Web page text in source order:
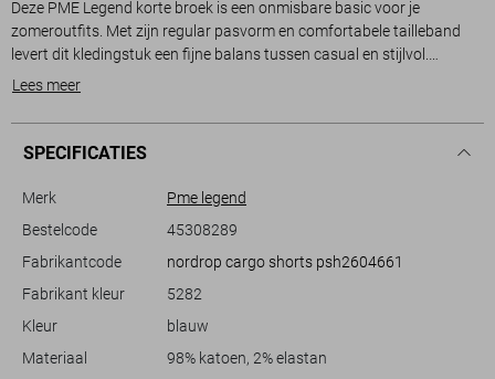
Deze PME Legend korte broek is een onmisbare basic voor je
zomeroutfits. Met zijn regular pasvorm en comfortabele tailleband
levert dit kledingstuk een fijne balans tussen casual en stijlvol.
Gemaakt van 98% katoen en 2% elastan, ervaar je flexibiliteit en
eenvoudig om te combineren, terwijl de steekzakken praktisch zijn
voor dagelijkse items.
Dankzij de knoop- en ritssluiting blijft de korte broek stevig op zijn
tuinfeest of gewoon een dagje uit. De zijzakken voegen niet alleen
functionaliteit toe, maar geven de broek ook een stoere uitstraling.
Deze PME Legend korte broek is een betrouwbare keuze voor elke
Lees meer
SPECIFICATIES
Merk
Pme legend
Bestelcode
45308289
Fabrikantcode
nordrop cargo shorts psh2604661
Fabrikant kleur
5282
Kleur
blauw
Materiaal
98% katoen, 2% elastan